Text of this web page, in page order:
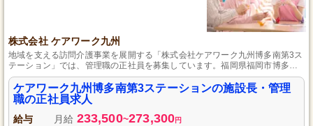
株式会社 ケアワーク九州
地域を支える訪問介護事業を展開する「株式会社ケアワーク九州博多南第3ス
テーション」では、管理職の正社員を募集しています。福岡県福岡市博多区
那珂で、利用者様の笑顔と安心を守るためにあなたの力が必要です。自動車
免許と介護の資格が必須ですが、未経験でも安心して成長できる教育制度と
キャリアアップサポートが整っています。専門知識を生かし、一緒に地域の
高齢者へ心温まるケアを提供しませんか？
ケアワーク九州博多南第3ステーションの施設長・管理
職の正社員求人
給与 月給 233,500~273,300円